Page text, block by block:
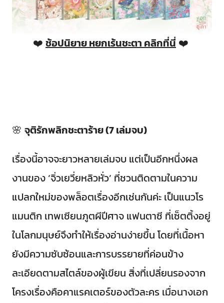
❤️ ช้อปนิยาย หยกเร้นชะตา คลิกที่นี่ ❤️
🌸 จุติรักพลิกชะตาร้าย (7 เล่มจบ)
เรื่องนี้อาจจะยาวหลายเล่มจบ แต่เป็นอีกหนึ่งผล
งานของ ‘จิ่วเยวี่ยหลิวหั่ว’ ที่ชวนติดตามในความ
แปลกใหม่ของพล็อตเรื่องอีกเช่นกันค่ะ เป็นแนวโร
แมนติก เทพเซียนภูตผีปีศาจ แฟนตาซี ที่เซ็ตติ้งอยู่
ในโลกมนุษย์จึงทำให้เรื่องอ่านง่ายขึ้น โดยที่เนื้อหา
ยังมีความซับซ้อนและการบรรยายที่ค่อนข้าง
ละเอียดตามสไตล์ของผู้เขียน สิ่งที่เปลี่ยนรองจาก
โครงเรื่องคือคาแรคเตอร์ของตัวละคร เมื่อนางเอก